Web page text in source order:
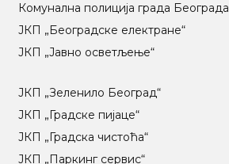
Комунална полиција града Београда
ЈКП „Београдске електране“
ЈКП „Јавно осветљење“
ЈКП „Зеленило Београд“
ЈКП „Градске пијаце“
ЈКП „Градска чистоћа“
ЈКП „Паркинг сервис“